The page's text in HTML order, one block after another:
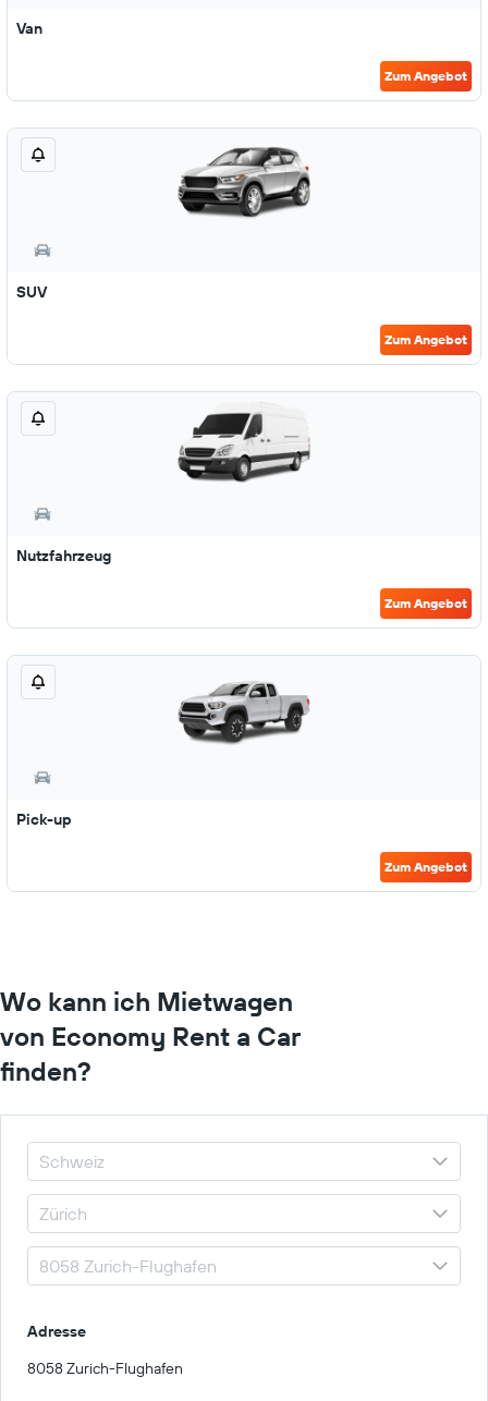
Van
Zum Angebot
SUV
Zum Angebot
Nutzfahrzeug
Zum Angebot
Pick-up
Zum Angebot
Wo kann ich Mietwagen
von Economy Rent a Car
finden?
Adresse
8058 Zurich-Flughafen